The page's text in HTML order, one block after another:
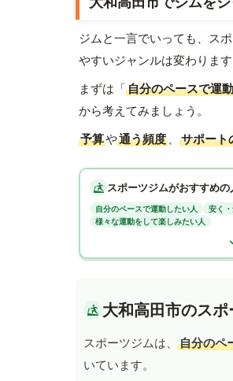
ジムと一言でいっても、ス
やすいジャンルは変わります
まずは「自分のペースで運
から考えてみましょう。
予算や通う頻度 、 サポート
スポーツジムがおすすめの
自分のペースで運動したい人
安く
様々な運動をして楽しみたい人
大和高田市のス
スポーツジムは、 自分のペ
いています。